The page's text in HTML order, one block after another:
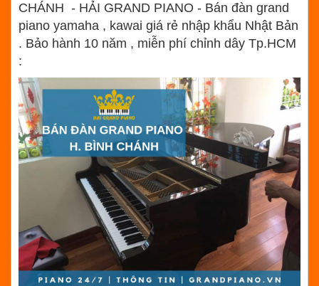
CHÁNH - HẢI GRAND PIANO - Bán đàn grand
piano yamaha , kawai giá rẻ nhập khẩu Nhật Bản
. Bảo hành 10 năm , miễn phí chỉnh dây Tp.HCM
: